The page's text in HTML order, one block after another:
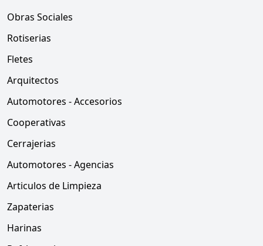
Obras Sociales
Rotiserias
Fletes
Arquitectos
Automotores - Accesorios
Cooperativas
Cerrajerias
Automotores - Agencias
Articulos de Limpieza
Zapaterias
Harinas